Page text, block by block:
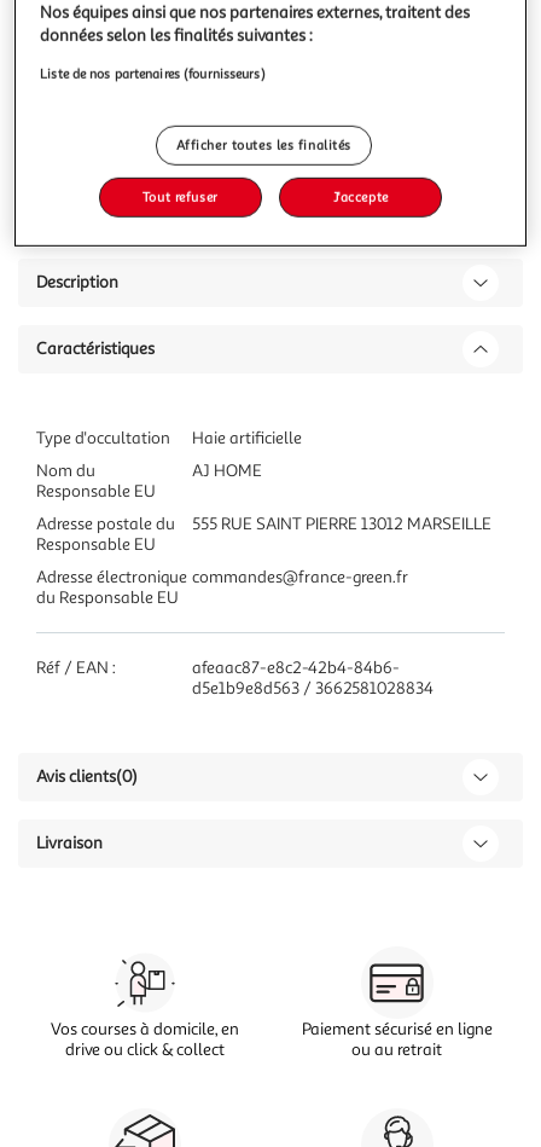
Plus d'options
Vendu par Jardideco
Ajouter à une liste
Description
Caractéristiques
Type d'occultation
Haie artificielle
Nom du
Responsable EU
AJ HOME
Adresse postale du
Responsable EU
555 RUE SAINT PIERRE 13012 MARSEILLE
Adresse électronique
du Responsable EU
commandes@france-green.fr
Réf / EAN :
afeaac87-e8c2-42b4-84b6-
d5e1b9e8d563 / 3662581028834
Avis clients(0)
Livraison
Vos courses à domicile, en
drive ou click & collect
Paiement sécurisé en ligne
ou au retrait
Nos équipes ainsi que nos partenaires externes, traitent des
données selon les finalités suivantes :
Liste de nos partenaires (fournisseurs)
Afficher toutes les finalités
Tout refuser J'accepte